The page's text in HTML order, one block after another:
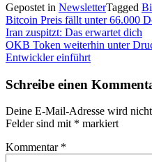
Gepostet in NewsletterTagged
Beitragsnavigation
Bitcoin Preis fällt unter 66.000
Iran zuspitzt: Das erwartet dich
OKB Token weiterhin unter
Entwickler einführt
Schreibe einen
Deine E-Mail-Adresse wird
Felder sind mit * markiert
Kommentar *